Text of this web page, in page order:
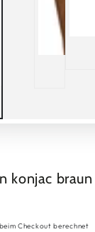
konjac braun
Checkout berechnet